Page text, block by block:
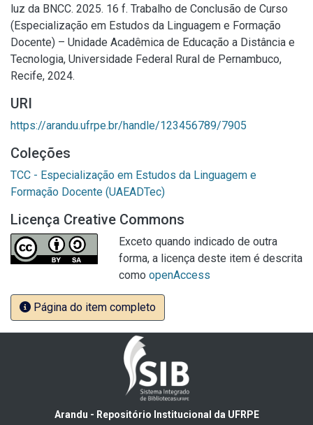
luz da BNCC. 2025. 16 f. Trabalho de Conclusão de Curso
(Especialização em Estudos da Linguagem e Formação
Docente) – Unidade Acadêmica de Educação a Distância e
Tecnologia, Universidade Federal Rural de Pernambuco,
Recife, 2024.
URI
https://arandu.ufrpe.br/handle/123456789/7905
Coleções
TCC - Especialização em Estudos da Linguagem e
Formação Docente (UAEADTec)
Licença Creative Commons
Exceto quando indicado de outra
forma, a licença deste item é descrita
como openAccess
Página do item completo
Arandu - Repositório Institucional da UFRPE